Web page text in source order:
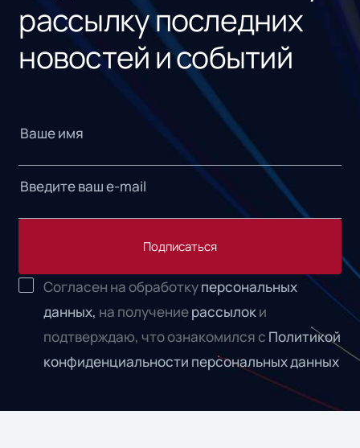
рассылку последних
новостей и событий
Подписаться
Согласен на обработкуперсональных
данных, на получениерассылоки
подтверждаю, что ознакомился с Политикой
конфиденциальности персональных данных